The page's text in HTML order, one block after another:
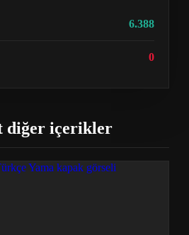
6.388
0
diğer içerikler